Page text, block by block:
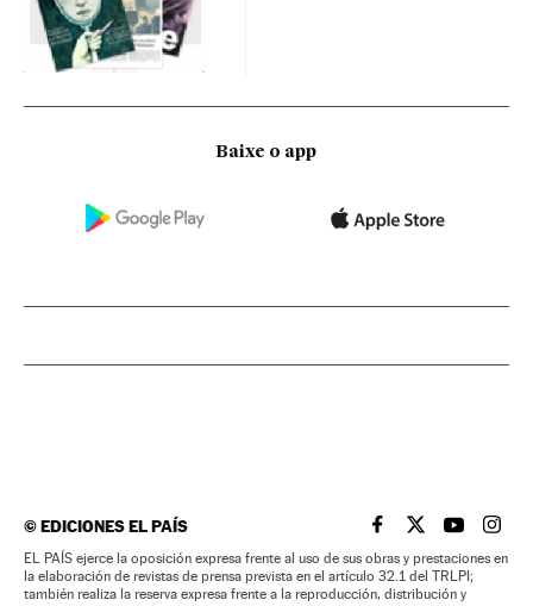
Baixe o app
©EDICIONES EL PAÍS EL PAÍS BRASIL EN
EL PAÍSEL PAÍS
EL
EL PAÍS ejerce la oposición expresa frente al uso de sus obras y prestaciones en
la elaboración de revistas de prensa prevista en el artículo 32.1 del TRLPI;
también realiza la reserva expresa frente a la reproducción, distribución y